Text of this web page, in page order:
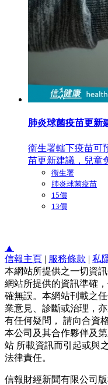
肺炎球菌疫苗更新
衞生署轄下疫苗可
苗更新建議，兒童
衞生署
肺炎球菌疫苗
15價
13價
▲
信報主頁 | 服務條款 | 私
本網站所提供之一切資
網站所提供的資訊準確
確無誤。本網站刊載之
業意見、診斷或治理，
有任何疑問， 請向合資
本公司及其合作夥伴及
站 所載資訊而引起或與
法律責任。
信報財經新聞有限公司